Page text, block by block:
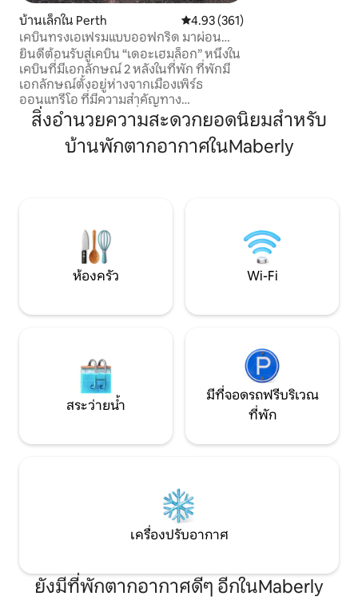
บ้านเล็กใน Perth คะแนนเฉลี่ย 4.93 จาก 5, 361 รีวิว
4.93 (361)
เคบินทรงเอเฟรมแบบออฟกริด มาผ่อน
คลายในป่ากัน!
ยินดีต้อนรับสู่เคบิน “เดอะเฮมล็อก” หนึ่งใน
เคบินที่มีเอกลักษณ์ 2 หลังในที่พัก ที่พักมี
เอกลักษณ์ตั้งอยู่ห่างจากเมืองเพิร์ธ
ออนแทรีโอ ที่มีความสำคัญทาง
ประวัติศาสตร์เพียงไม่กี่นาที The Hemlock
ตั้งอยู่บนพื้นที่ป่าธรรมชาติส่วนตัวกว่า 160
เอเคอร์ เพลิดเพลินกับการเข้าถึงทะเลสาบ 3
อย่างยิ่งว่าจะได้พบคุณ! เหมาะสำหรับผู้เข้า
พัก 2 คน แต่มีพื้นที่สำหรับผู้เข้าพักเพิ่มเติม
หากจำเป็นสำหรับเด็ก ฯลฯ
ฟื้นฟูพลัง และเพลิ
สิ่งอำนวยความสะดวกยอดนิยมสำหรับ
บ้านพักตากอากาศในMaberly
ห้องครัว Wi-Fi
สระว่ายน้ำ
มีที่จอดรถฟรีบริเวณ
ที่พัก
เครื่องปรับอากาศ
ยังมีที่พักตากอากาศดีๆ อีกในMaberly